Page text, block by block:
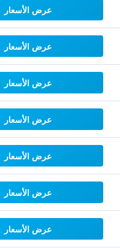
عرض الأسعار
عرض الأسعار
عرض الأسعار
عرض الأسعار
عرض الأسعار
عرض الأسعار
عرض الأسعار